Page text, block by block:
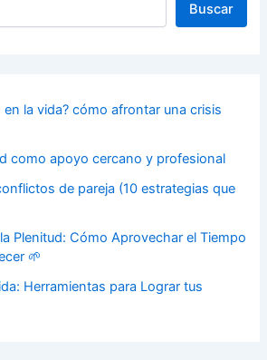
Buscar
en la vida? cómo afrontar una crisis
como apoyo cercano y profesional
de pareja (10 estrategias que
Plenitud: Cómo Aprovechar el Tiempo
🌱
Herramientas para Lograr tus